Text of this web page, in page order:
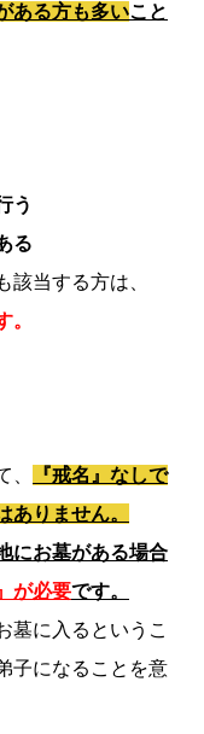
ある方も多いこと
う
る
該当する方は、
。
、
『戒名』なしで
ありません。
にお墓がある場合
が必要です。
墓に入るというこ
子になることを意